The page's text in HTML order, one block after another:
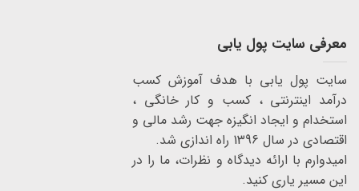
معرفی سایت پول یابی
سایت پول یابی با هدف آموزش کسب
درآمد اینترنتی ، کسب و کار خانگی ،
استخدام و ایجاد انگیزه جهت رشد مالی و
اقتصادی در سال 1396 راه اندازی شد.
امیدوارم با ارائه دیدگاه و نظرات، ما را در
این مسیر یاری کنید.